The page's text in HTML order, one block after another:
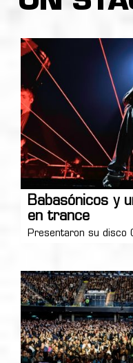
Babasónicos y
en trance
Presentaron su disco